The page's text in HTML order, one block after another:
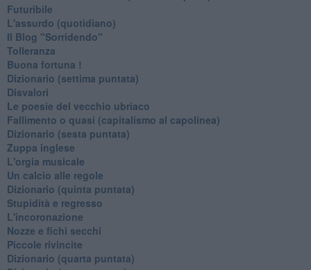
Futuribile
L'assurdo (quotidiano)
Il Blog "Sorridendo"
Tolleranza
Buona fortuna !
​Dizionario (settima puntata)
Disvalori
Le poesie del vecchio ubriaco
Fallimento o quasi (capitalismo al capolinea)
Dizionario (sesta puntata)
Zuppa inglese
L'orgia musicale
Un calcio alle regole
Dizionario (quinta puntata)
Stupidità e regresso
L'incoronazione
Nozze e fichi secchi
Piccole rivincite
​Dizionario (quarta puntata)